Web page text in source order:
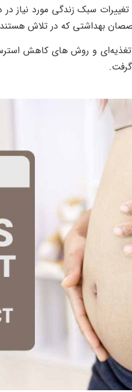
سبک زندگی مورد نیاز در
بهداشتی که در تلاش هستند
تغذیه‌ای و روش‌ های کاهش